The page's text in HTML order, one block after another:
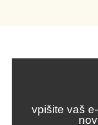
vpišite vaš